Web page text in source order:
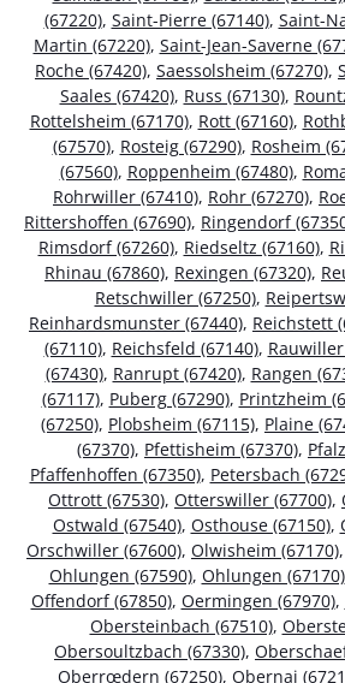
(67220), Saint-Pierre (67140), Saint-
Martin (67220), Saint-Jean-Saverne
Roche (67420), Saessolsheim (67270),
Saales (67420), Russ (67130),
Rottelsheim (67170), Rott (67160),
(67570), Rosteig (67290), Rosheim
(67560), Roppenheim (67480),
Rohrwiller (67410), Rohr (67270),
Rittershoffen (67690), Ringendorf
Rimsdorf (67260), Riedseltz (67160),
Rhinau (67860), Rexingen (67320),
Retschwiller (67250),
Reinhardsmunster (67440), Reichstett
(67110), Reichsfeld (67140),
(67430), Ranrupt (67420), Rangen
(67117), Puberg (67290), Printzheim
(67250), Plobsheim (67115), Plaine
(67370), Pfettisheim (67370),
Pfaffenhoffen (67350), Petersbach
Ottrott (67530), Otterswiller (67700),
Ostwald (67540), Osthouse (67150),
Orschwiller (67600), Olwisheim (67170),
Ohlungen (67590), Ohlungen (67170)
Offendorf (67850), Oermingen (67970),
Obersteinbach (67510),
Obersoultzbach (67330),
Oberrœdern (67250), Obernai